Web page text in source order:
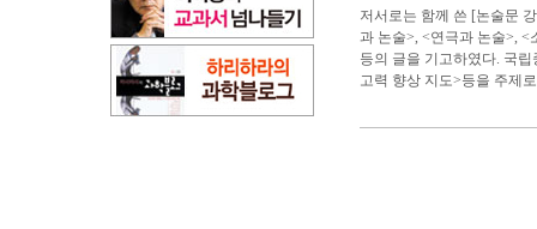
저서로는 함께 쓴 [논술문
과 논술>, <연극과 논술>, <
등의 글을 기고하였다. 국
고력 향상 지도>등을 주제